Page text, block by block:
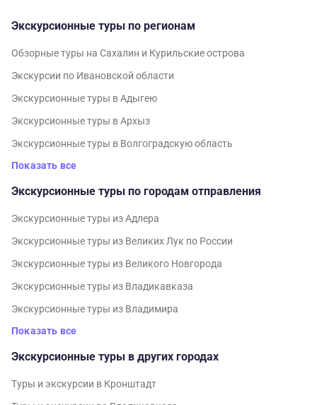
Экскурсионные туры по регионам
Обзорные туры на Сахалин и Курильские острова
Экскурсии по Ивановской области
Экскурсионные туры в Адыгею
Экскурсионные туры в Архыз
Экскурсионные туры в Волгоградскую область
Показать все
Экскурсионные туры по городам отправления
Экскурсионные туры из Адлера
Экскурсионные туры из Великих Лук по России
Экскурсионные туры из Великого Новгорода
Экскурсионные туры из Владикавказа
Экскурсионные туры из Владимира
Показать все
Экскурсионные туры в других городах
Туры и экскурсии в Кронштадт